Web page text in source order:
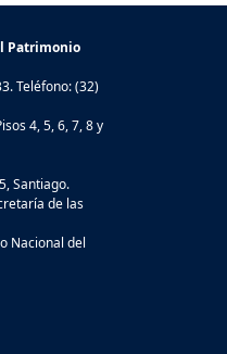
Patrimonio
Teléfono: (32)
4, 5, 6, 7, 8 y
Santiago.
de las
Nacional del